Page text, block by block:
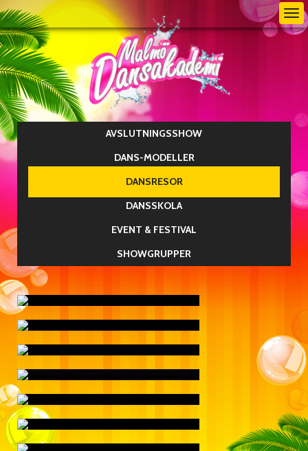
AVSLUTNINGSSHOW
DANS-MODELLER
DANSRESOR
DANSSKOLA
EVENT & FESTIVAL
SHOWGRUPPER